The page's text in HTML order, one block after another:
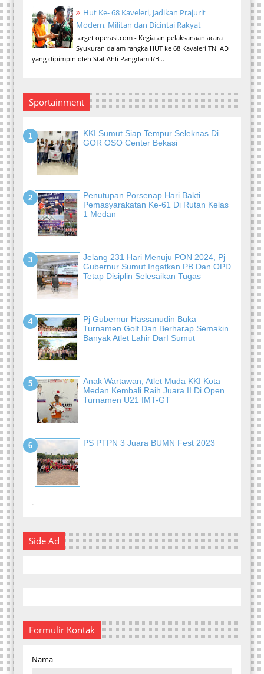
Hut Ke- 68 Kaveleri, Jadikan Prajurit
Modern, Militan dan Dicintai Rakyat
target operasi.com - Kegiatan pelaksanaan acara
Syukuran dalam rangka HUT ke 68 Kavaleri TNI AD
yang dipimpin oleh Staf Ahli Pangdam I/B...
Sportainment
KKI Sumut Siap Tempur Seleknas Di
GOR OSO Center Bekasi
Penutupan Porsenap Hari Bakti
Pemasyarakatan Ke-61 Di Rutan Kelas
1 Medan
Jelang 231 Hari Menuju PON 2024, Pj
Gubernur Sumut Ingatkan PB Dan OPD
Tetap Disiplin Selesaikan Tugas
Pj Gubernur Hassanudin Buka
Turnamen Golf Dan Berharap Semakin
Banyak Atlet Lahir DarI Sumut
Anak Wartawan, Atlet Muda KKI Kota
Medan Kembali Raih Juara II Di Open
Turnamen U21 IMT-GT
PS PTPN 3 Juara BUMN Fest 2023
-
Side Ad
Formulir Kontak
Nama